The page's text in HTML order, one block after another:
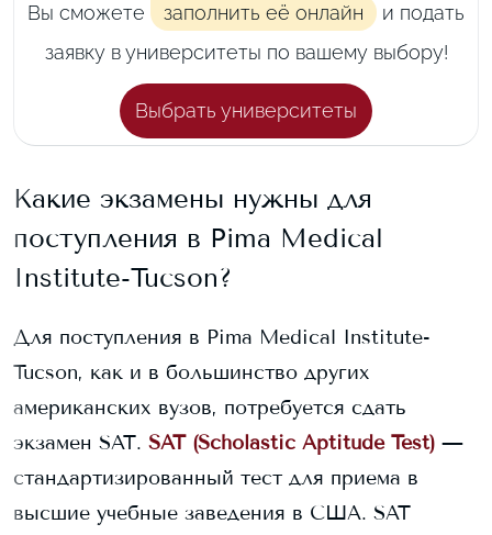
Вы сможете заполнить её онлайн
и подать
заявку в университеты по вашему выбору!
Выбрать университеты
Какие экзамены нужны для
поступления в Pima Medical
Institute-Tucson?
Для поступления в Pima Medical Institute-
Tucson, как и в большинство других
американских вузов, потребуется сдать
экзамен SAT. SAT (Scholastic Aptitude Test) —
стандартизированный тест для приема в
высшие учебные заведения в США. SAT